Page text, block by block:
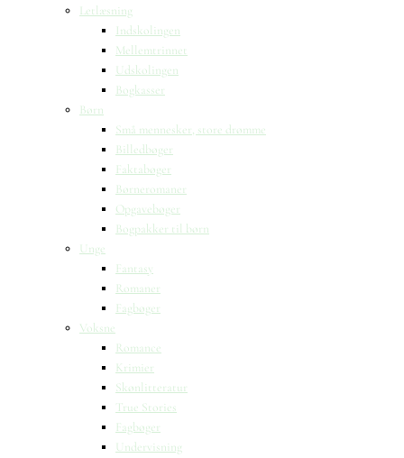
Letlæsning
Indskolingen
Mellemtrinnet
Udskolingen
Bogkasser
Børn
Små mennesker, store drømme
Billedbøger
Faktabøger
Børneromaner
Opgavebøger
Bogpakker til børn
Unge
Fantasy
Romaner
Fagbøger
Voksne
Romance
Krimier
Skønlitteratur
True Stories
Fagbøger
Undervisning